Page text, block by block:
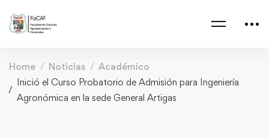
Home Noticias
Académico
Inició el Curso Probatorio de Admisión para Ingeniería
Agronómica en la sede General Artigas